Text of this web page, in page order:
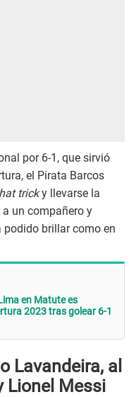
por 6-1, que sirvió
el Pirata Barcos
hat tricky llevarse la
un compañero y
podido brillar como en
en Matute es
2023 tras golear 6-1
Lavandeira, al
Lionel Messi